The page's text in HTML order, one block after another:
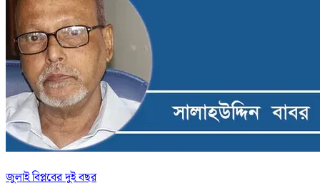
জুলাই বিপ্লবের দুই বছর